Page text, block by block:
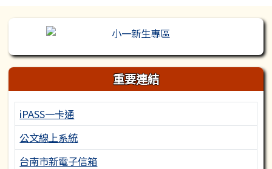
左邊區域內容
重要連結
iPASS一卡通
公文線上系統
台南市新電子信箱